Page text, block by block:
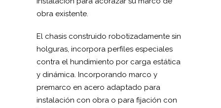
obra existente.
El chasis construido robotizadamente sin
holguras, incorpora perfiles especiales
contra el hundimiento por carga estática
y dinámica. Incorporando marco y
premarco en acero adaptado para
instalación con obra o para fijación con